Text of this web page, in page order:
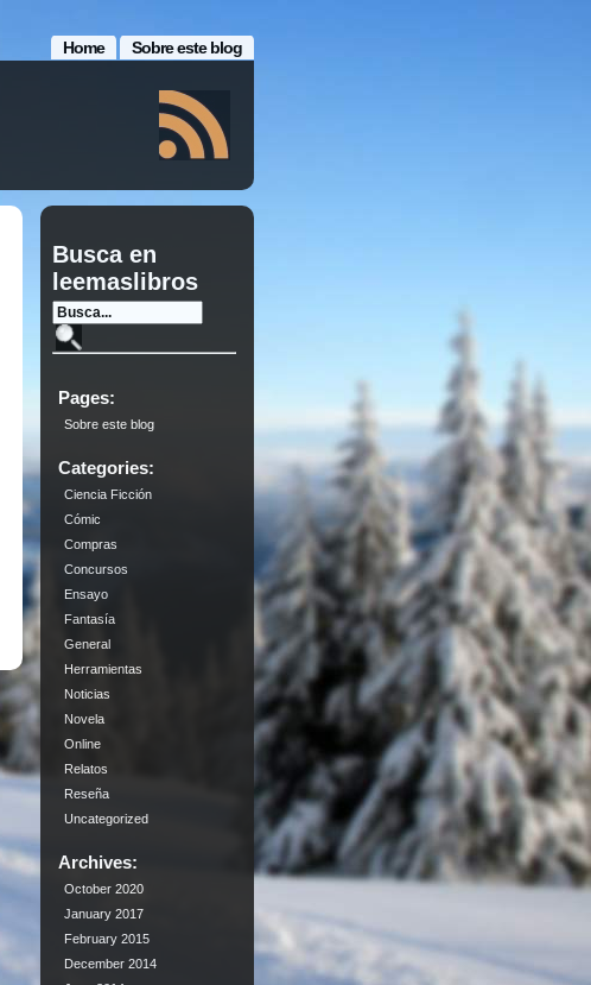
Sobre este blog
Home
Busca en
leemaslibros
Pages:
Sobre este blog
Categories:
Ciencia Ficción
Cómic
Compras
Concursos
Ensayo
Fantasía
General
Herramientas
Noticias
Novela
Online
Relatos
Reseña
Uncategorized
Archives:
October 2020
January 2017
February 2015
December 2014